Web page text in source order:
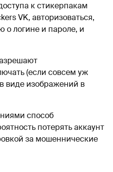
к стикерпакам
VK, авторизоваться,
о логине и пароле, и
(если совсем уж
виде изображений в
способ
потерять аккаунт
за мошеннические